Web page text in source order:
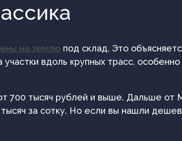
на землю под склад. Это
участки вдоль крупных трасс,
700 тысяч рублей и выше. Дальше от
за сотку. Но если вы нашли